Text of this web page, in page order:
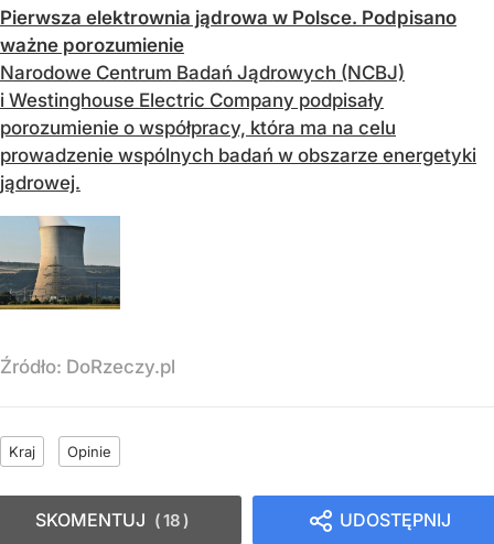
Pierwsza elektrownia jądrowa w Polsce. Podpisano
ważne porozumienie
Narodowe Centrum Badań Jądrowych (NCBJ)
i Westinghouse Electric Company podpisały
porozumienie o współpracy, która ma na celu
prowadzenie wspólnych badań w obszarze energetyki
jądrowej.
Źródło: DoRzeczy.pl
Kraj Opinie
UDOSTĘPNIJ
SKOMENTUJ 18